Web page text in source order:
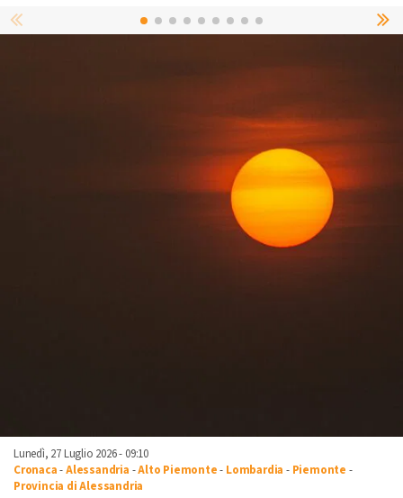
Lunedì, 27 Luglio 2026 - 09:10
Cronaca-Alessandria -Alto Piemonte- Lombardia - Piemonte -
Provincia di Alessandria